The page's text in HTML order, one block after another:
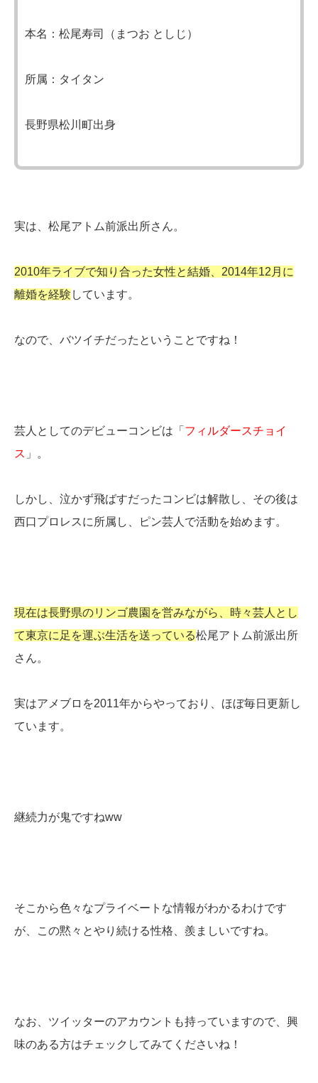
本名：松尾寿司（まつお としじ）
所属：タイタン
長野県松川町出身
実は、松尾アトム前派出所さん。
2010年ライブで知り合った女性と結婚、2014年12月に
離婚を経験 しています。
なので、バツイチだったということですね！
芸人としてのデビューコンビは「 フィルダースチョイ
ス 」。
しかし、泣かず飛ばすだったコンビは解散し、その後は
西口プロレスに所属し、ピン芸人で活動を始めます。
現在は長野県のリンゴ農園を営みながら、時々芸人とし
て東京に足を運ぶ生活を送っている松尾アトム前派出所
さん。
実はアメブロを2011年からやっており、ほぼ毎日更新し
ています。
継続力が鬼ですねww
そこから色々なプライベートな情報がわかるわけです
が、この黙々とやり続ける性格、羨ましいですね。
なお、ツイッターのアカウントも持っていますので、興
味のある方はチェックしてみてくださいね！